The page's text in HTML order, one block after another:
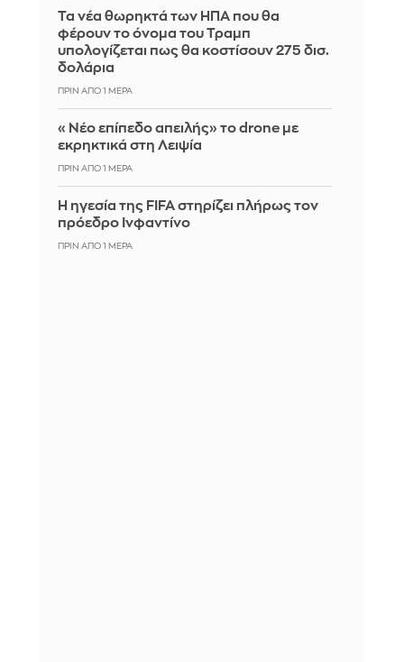
Τα νέα θωρηκτά των ΗΠΑ που θα
φέρουν το όνομα του Τραμπ
υπολογίζεται πως θα κοστίσουν 275 δισ.
δολάρια
ΠΡΙΝ ΑΠΌ 1 ΜΈΡΑ
«Νέο επίπεδο απειλής» το drone με
εκρηκτικά στη Λειψία
ΠΡΙΝ ΑΠΌ 1 ΜΈΡΑ
Η ηγεσία της FIFA στηρίζει πλήρως τον
πρόεδρο Ινφαντίνο
ΠΡΙΝ ΑΠΌ 1 ΜΈΡΑ